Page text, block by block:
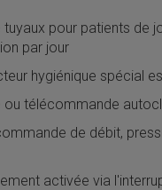
pour patients de
par jour
hygiénique spécial
ou télécommande
de débit,
activée via